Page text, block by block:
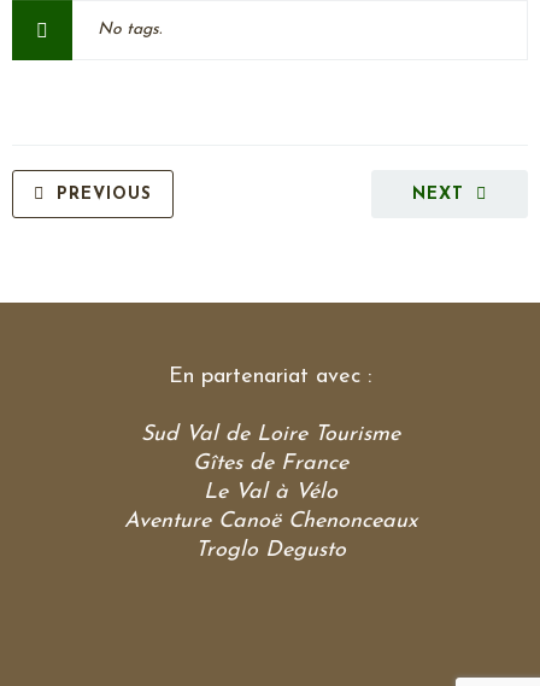
No tags.
NEXT
PREVIOUS
En partenariat avec :
Sud Val de Loire Tourisme
Gîtes de France
Le Val à Vélo
Aventure Canoë Chenonceaux
Troglo Degusto